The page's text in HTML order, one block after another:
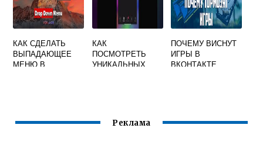
КАК СДЕЛАТЬ
ВЫПАДАЮЩЕЕ
МЕНЮ В
КАК
ПОСМОТРЕТЬ
УНИКАЛЬНЫХ
ПОЧЕМУ ВИСНУТ
ИГРЫ В
ВКОНТАКТЕ
Реклама